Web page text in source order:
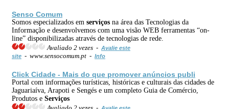
Senso Comum
Somos especializados em serviços na área das Tecnologias da
Informação e desenvolvemos com uma visão WEB ferramentas “on-
line” disponibilizadas através de tecnologias de rede.
Avaliado 2 vezes - Avalie este
site - www.sensocomum.pt - Info
Click Cidade - Mais do que promover anúncios publi
Portal com informações turísticas, históricas e culturais das cidades de
Jaguariaíva, Arapoti e Sengés e um completo Guia de Comércio,
Produtos e Serviços